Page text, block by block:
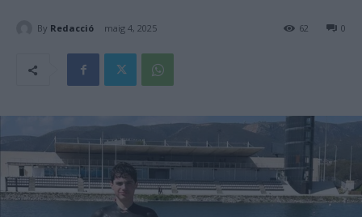
By Redacció maig 4, 2025 0
62